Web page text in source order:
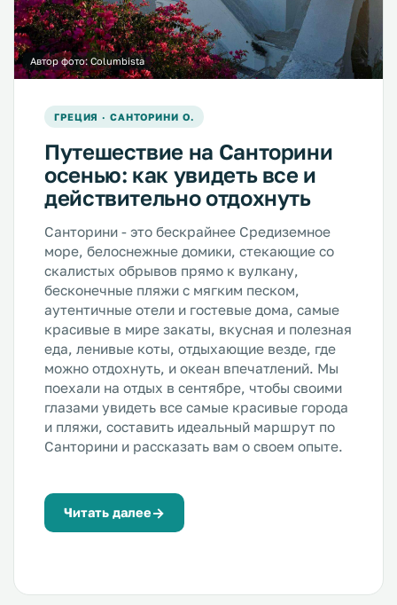
Автор фото:Columbista
ГРЕЦИЯ · САНТОРИНИ О.
Путешествие на Санторини
осенью: как увидеть все и
действительно отдохнуть
Санторини - это бескрайнее Средиземное
море, белоснежные домики, стекающие со
скалистых обрывов прямо к вулкану,
бесконечные пляжи с мягким песком,
аутентичные отели и гостевые дома, самые
красивые в мире закаты, вкусная и полезная
еда, ленивые коты, отдыхающие везде, где
можно отдохнуть, и океан впечатлений. Мы
поехали на отдых в сентябре, чтобы своими
глазами увидеть все самые красивые города
и пляжи, составить идеальный маршрут по
Санторини и рассказать вам о своем опыте.
Читать далее